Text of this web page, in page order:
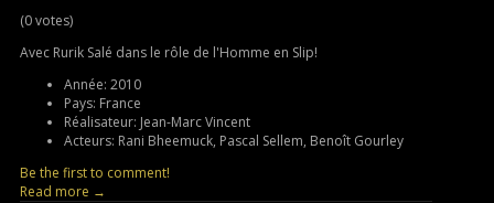
(0 votes)
Avec Rurik Salé dans le rôle de l'Homme en Slip!
Année: 2010
Pays: France
Réalisateur: Jean-Marc Vincent
Acteurs: Rani Bheemuck, Pascal Sellem, Benoît Gourley
Be the first to comment!
Read more →